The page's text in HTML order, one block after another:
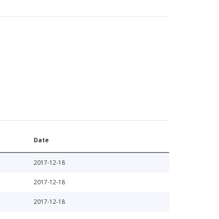
Date
2017-12-18
2017-12-18
2017-12-18